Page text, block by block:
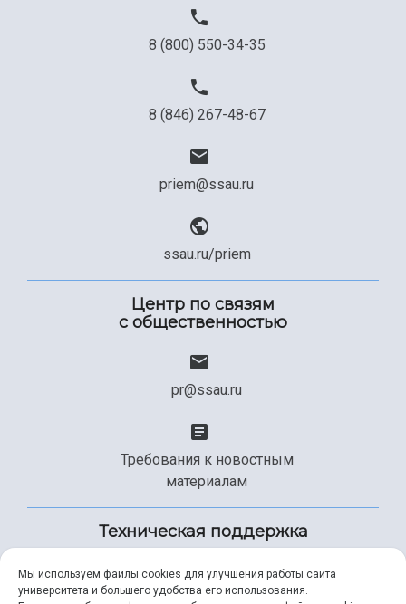
8 (800) 550-34-35
8 (846) 267-48-67
priem@ssau.ru
ssau.ru/priem
Центр по связям
с общественностью
pr@ssau.ru
Требования к новостным
материалам
Техническая поддержка
+7 (846) 267-49-99
Мы используем файлы cookies для улучшения работы сайта
университета и большего удобства его использования.